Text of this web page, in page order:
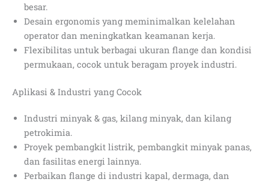
besar.
Desain ergonomis yang meminimalkan kelelahan
operator dan meningkatkan keamanan kerja.
Flexibilitas untuk berbagai ukuran flange dan kondisi
permukaan, cocok untuk beragam proyek industri.
Aplikasi & Industri yang Cocok
Industri minyak & gas, kilang minyak, dan kilang
petrokimia.
Proyek pembangkit listrik, pembangkit minyak panas,
dan fasilitas energi lainnya.
Perbaikan flange di industri kapal, dermaga, dan